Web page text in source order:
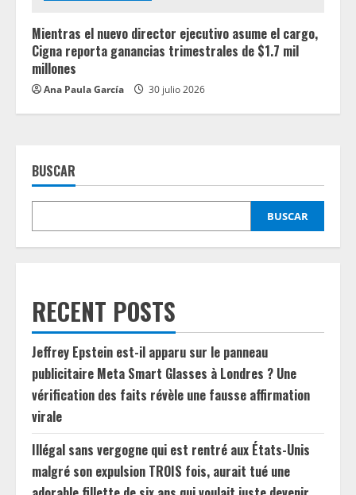
Mientras el nuevo director ejecutivo asume el cargo,
Cigna reporta ganancias trimestrales de $1.7 mil
millones
Ana Paula García 30 julio 2026
BUSCAR
BUSCAR
RECENT POSTS
Jeffrey Epstein est-il apparu sur le panneau
publicitaire Meta Smart Glasses à Londres ? Une
vérification des faits révèle une fausse affirmation
virale
Illégal sans vergogne qui est rentré aux États-Unis
malgré son expulsion TROIS fois, aurait tué une